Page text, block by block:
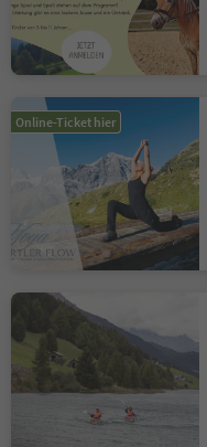
Online-Ticket hier